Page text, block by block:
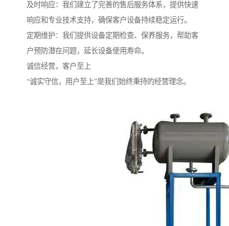
及时响应：我们建立了完善的售后服务体系，提供快速
响应和专业技术支持，确保客户设备持续稳定运行。
定期维护：我们提供设备定期检查、保养服务，帮助客
户预防潜在问题，延长设备使用寿命。
诚信经营，客户至上
“诚实守信，用户至上”是我们始终秉持的经营理念。